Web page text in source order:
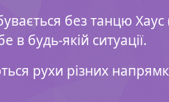
без танцю
в будь-якій ситуації.
рухи різних